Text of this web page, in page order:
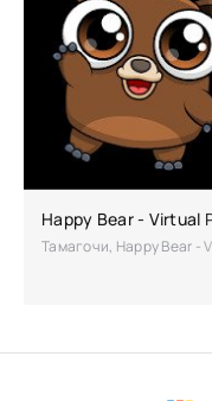
Happy Bear - Virtual
Тамагочи, Happy Bear -